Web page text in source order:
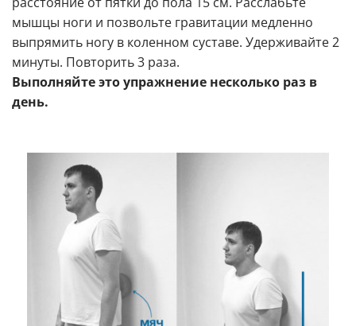
мышцы ноги и позвольте гравитации медленно
выпрямить ногу в коленном суставе. Удерживайте 2
минуты. Повторить 3 раза.
Выполняйте это упражнение несколько раз в
день.